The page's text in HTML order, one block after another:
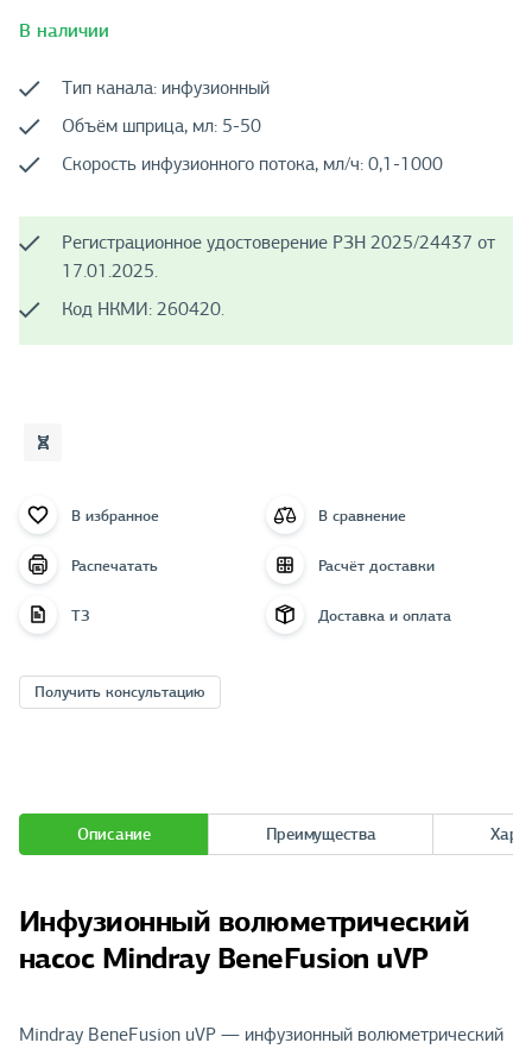
В наличии
Тип канала: инфузионный
Объём шприца, мл: 5-50
Скорость инфузионного потока, мл/ч: 0,1-1000
Регистрационное удостоверение РЗН 2025/24437 от
17.01.2025.
Код НКМИ: 260420.
В избранное В сравнение
Распечатать Расчёт доставки
ТЗ Доставка и оплата
Получить консультацию
Описание Преимущества
Инфузионный волюметрический
насос Mindray BeneFusion uVP
Mindray BeneFusion uVP — инфузионный волюметрический